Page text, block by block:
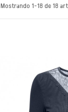
Mostrando 1-18 de 18